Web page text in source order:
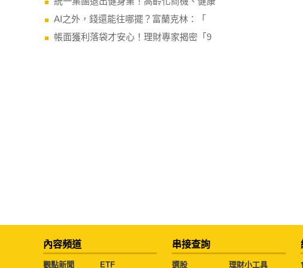
AI之外，錢還能往哪擺？富蘭克林：「
帳面獲利落袋才安心！理財專家揭密「9
內容頻道
觀點新聞 ETF
串接查詢
選股 理財小工具